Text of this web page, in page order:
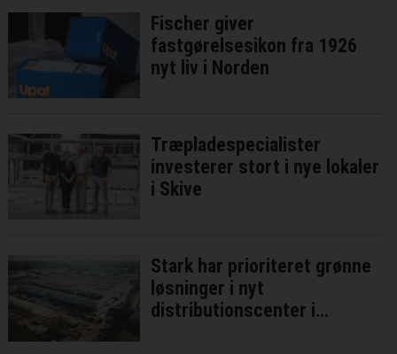
Fischer giver
fastgørelsesikon fra 1926
nyt liv i Norden
Træpladespecialister
investerer stort i nye lokaler
i Skive
Stark har prioriteret grønne
løsninger i nyt
distributionscenter i